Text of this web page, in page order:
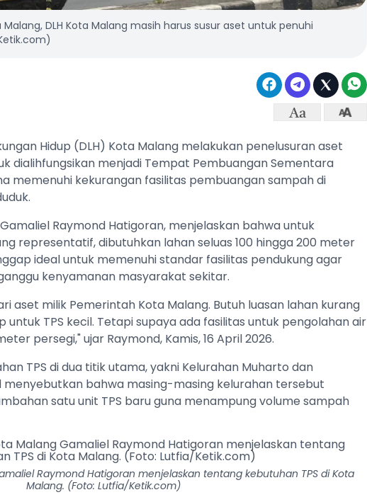
Malang, DLH Kota Malang masih harus susur aset untuk penuhi
Hidup (DLH) Kota Malang melakukan penelusuran aset
dialihfungsikan menjadi Tempat Pembuangan Sementara
memenuhi kekurangan fasilitas pembuangan sampah di
Raymond Hatigoran, menjelaskan bahwa untuk
representatif, dibutuhkan lahan seluas 100 hingga 200 meter
ideal untuk memenuhi standar fasilitas pendukung agar
kenyamanan masyarakat sekitar.
aset milik Pemerintah Kota Malang. Butuh luasan lahan kurang
untuk TPS kecil. Tetapi supaya ada fasilitas untuk pengolahan air
persegi," ujar Raymond, Kamis, 16 April 2026.
TPS di dua titik utama, yakni Kelurahan Muharto dan
menyebutkan bahwa masing-masing kelurahan tersebut
satu unit TPS baru guna menampung volume sampah
Raymond Hatigoran menjelaskan tentang kebutuhan TPS di Kota
Malang. (Foto: Lutfia/Ketik.com)